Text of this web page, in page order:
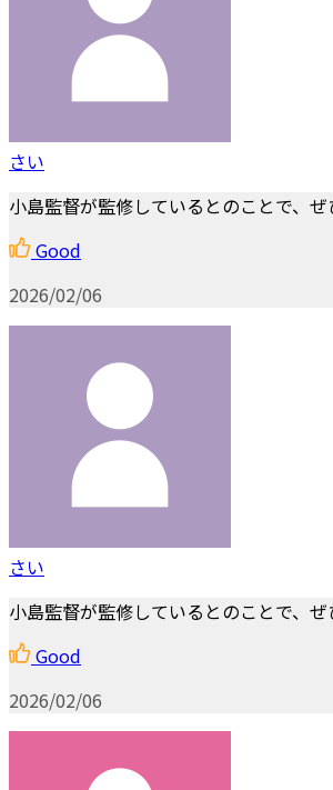
さい
小島監督が監修しているとのことで、ぜ
Good
2026/02/06
さい
小島監督が監修しているとのことで、ぜ
Good
2026/02/06